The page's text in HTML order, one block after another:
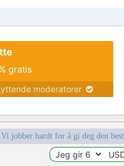
gratis
moderatorer
Vi jobber hardt for å gi deg den